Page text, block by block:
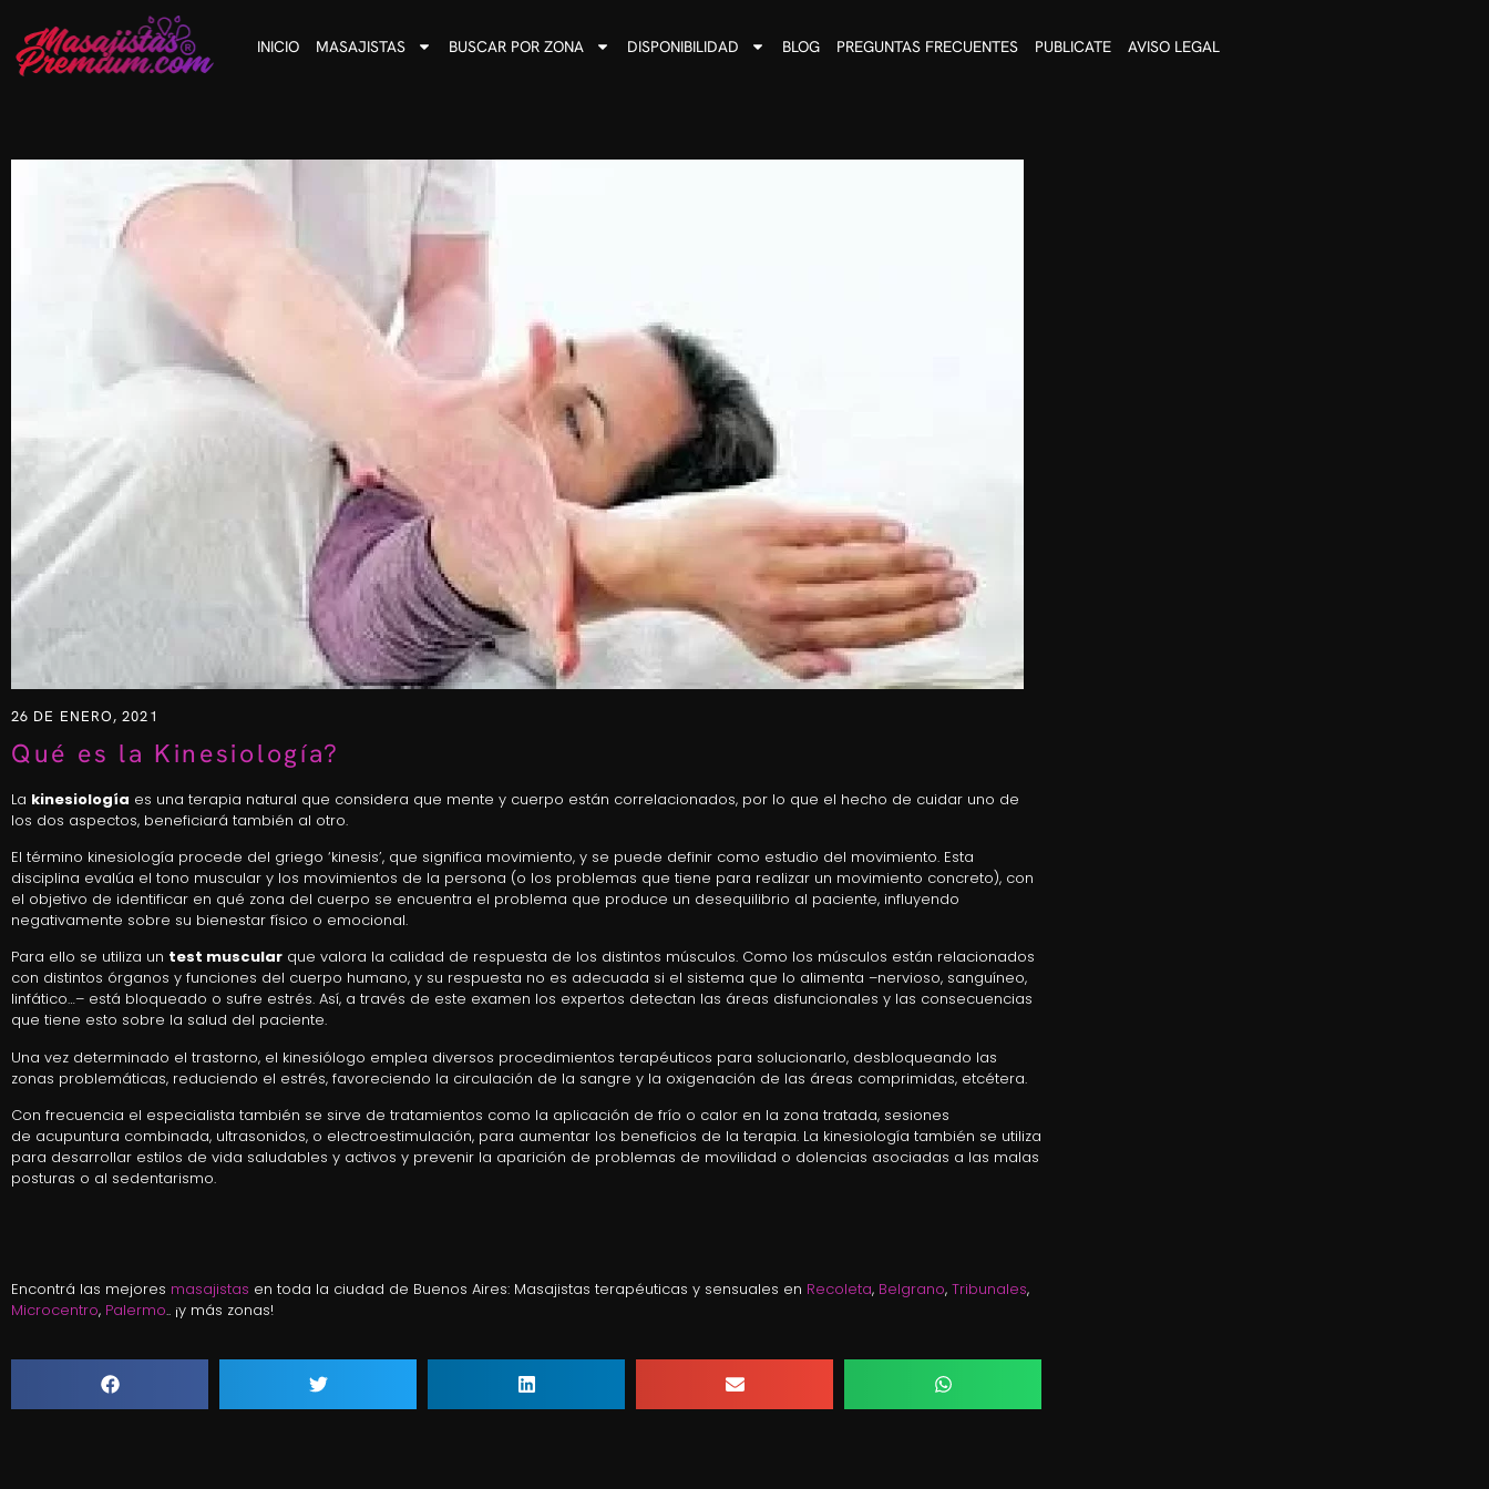
INICIO MASAJISTAS BUSCAR POR ZONA DISPONIBILIDAD BLOG PREGUNTAS FRECUENTES PUBLICATE AVISO LEGAL
26 DE ENERO, 2021
Qué es la Kinesiología?
La kinesiología es una terapia natural que considera que mente y cuerpo están correlacionados, por lo que el hecho de cuidar uno de
los dos aspectos, beneficiará también al otro.
El término kinesiología procede del griego ‘kinesis’, que significa movimiento, y se puede definir como estudio del movimiento. Esta
disciplina evalúa el tono muscular y los movimientos de la persona (o los problemas que tiene para realizar un movimiento concreto), con
el objetivo de identificar en qué zona del cuerpo se encuentra el problema que produce un desequilibrio al paciente, influyendo
negativamente sobre su bienestar físico o emocional.
Para ello se utiliza un test muscular que valora la calidad de respuesta de los distintos músculos. Como los músculos están relacionados
con distintos órganos y funciones del cuerpo humano, y su respuesta no es adecuada si el sistema que lo alimenta –nervioso, sanguíneo,
linfático…– está bloqueado o sufre estrés. Así, a través de este examen los expertos detectan las áreas disfuncionales y las consecuencias
que tiene esto sobre la salud del paciente.
Una vez determinado el trastorno, el kinesiólogo emplea diversos procedimientos terapéuticos para solucionarlo, desbloqueando las
zonas problemáticas, reduciendo el estrés, favoreciendo la circulación de la sangre y la oxigenación de las áreas comprimidas, etcétera.
Con frecuencia el especialista también se sirve de tratamientos como la aplicación de frío o calor en la zona tratada, sesiones
de acupuntura combinada, ultrasonidos, o electroestimulación, para aumentar los beneficios de la terapia. La kinesiología también se utiliza
para desarrollar estilos de vida saludables y activos y prevenir la aparición de problemas de movilidad o dolencias asociadas a las malas
posturas o al sedentarismo.
Encontrá las mejores masajistas en toda la ciudad de Buenos Aires: Masajistas terapéuticas y sensuales en Recoleta, Belgrano, Tribunales,
Microcentro, Palermo.. ¡y más zonas!